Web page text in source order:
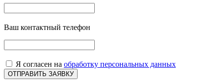
Ваш контактный телефон
Я согласен на обработку персональных данных